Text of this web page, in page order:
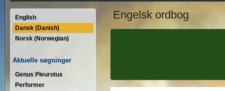
English
Dansk (Danish)
Norsk (Norwegian)
Aktuelle søgninger
Genus Pleurotus
Performer
Engelsk ordbog